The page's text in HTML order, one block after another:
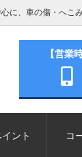
に、車の傷・へこ
【営業
ント コ